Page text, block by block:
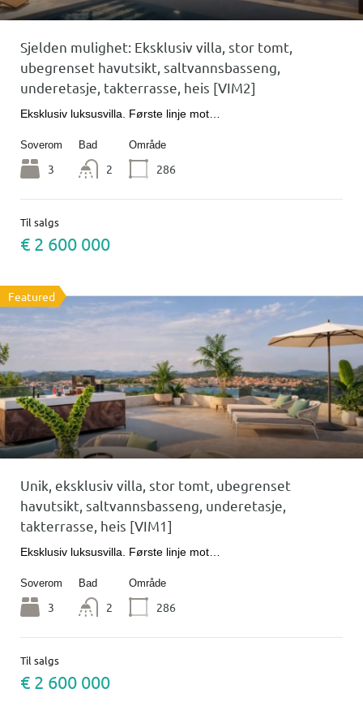
Sjelden mulighet: Eksklusiv villa, stor tomt,
ubegrenset havutsikt, saltvannsbasseng,
underetasje, takterrasse, heis [VIM2]
Eksklusiv luksusvilla. Første linje mot…
Soverom
3
Bad
2
Område
286
Til salgs
€ 2 600 000
Featured
Unik, eksklusiv villa, stor tomt, ubegrenset
havutsikt, saltvannsbasseng, underetasje,
takterrasse, heis [VIM1]
Eksklusiv luksusvilla. Første linje mot…
Soverom
3
Bad
2
Område
286
Til salgs
€ 2 600 000